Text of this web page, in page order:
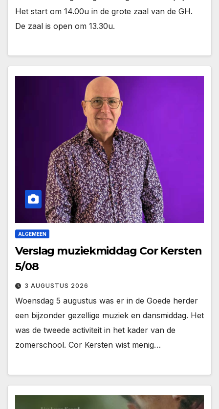
Het start om 14.00u in de grote zaal van de GH.
De zaal is open om 13.30u.
ALGEMEEN
Verslag muziekmiddag Cor Kersten
5/08
3 AUGUSTUS 2026
Woensdag 5 augustus was er in de Goede herder
een bijzonder gezellige muziek en dansmiddag. Het
was de tweede activiteit in het kader van de
zomerschool. Cor Kersten wist menig…